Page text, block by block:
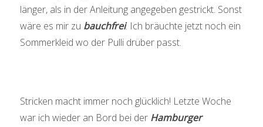
länger, als in der Anleitung angegeben gestrickt. Sonst
wäre es mir zu bauchfrei. Ich bräuchte jetzt noch ein
Sommerkleid wo der Pulli drüber passt.
Stricken macht immer noch glücklich! Letzte Woche
war ich wieder an Bord bei der Hamburger